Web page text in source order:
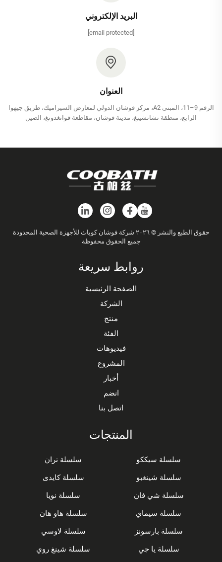
البريد الإلكتروني
العنوان
الرقم 9–11، المبنى A2، مركز فوشان الدولي لمعارض السيراميك، طريق جيهوا
الرابع، منطقة تشانشينغ، مدينة فوشان، مقاطعة قوانغدونغ، الصين
حقوق الطبع والنشر © ٢٠٢٦ شركة فوشان كوباث للأجهزة الصحية المحدودة
جميع الحقوق محفوظة
روابط سريعة
الصفحة الرئيسية
الشركة
منتج
الفئة
فيديوهات
المشروع
أخبار
انضم
اتصل بنا
المنتجات
سلسلة سيككو
سلسلة تران
سلسلة شينغبو
سلسلة كايدى
سلسلة شي فان
سلسلة نويا
سلسلة سيماي
سلسلة هاو هان
سلسلة بارسونز
سلسلة لاوسي
سلسلة يا جي
سلسلة شينغ روي